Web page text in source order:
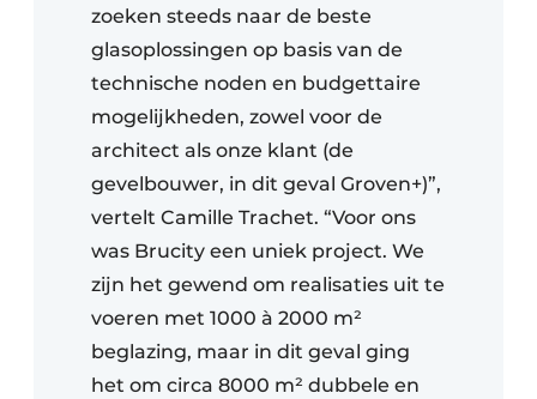
zoeken steeds naar de beste
glasoplossingen op basis van de
technische noden en budgettaire
mogelijkheden, zowel voor de
architect als onze klant (de
gevelbouwer, in dit geval Groven+)”,
vertelt Camille Trachet. “Voor ons
was Brucity een uniek project. We
zijn het gewend om realisaties uit te
voeren met 1000 à 2000 m²
beglazing, maar in dit geval ging
het om circa 8000 m² dubbele en